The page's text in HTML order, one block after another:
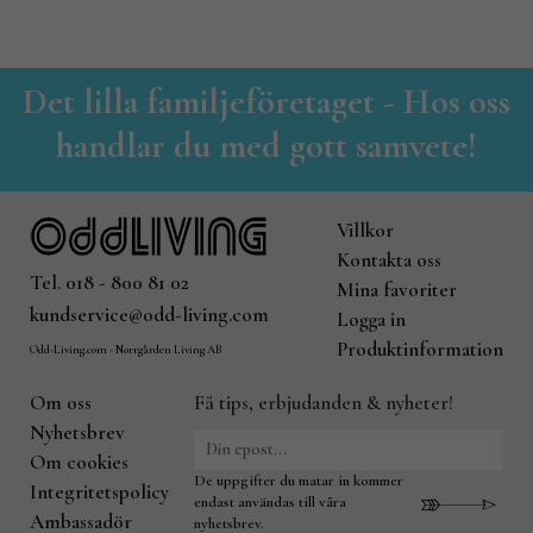
Det lilla familjeföretaget - Hos oss
handlar du med gott samvete!
Tel. 018 - 800 81 02
kundservice@odd-living.com
Odd-Living.com - Norrgården Living AB
Villkor
Kontakta oss
Mina favoriter
Logga in
Produktinformation
Om oss
Nyhetsbrev
Om cookies
Integritetspolicy
Ambassadör
Få tips, erbjudanden & nyheter!
De uppgifter du matar in kommer
endast användas till våra
nyhetsbrev.